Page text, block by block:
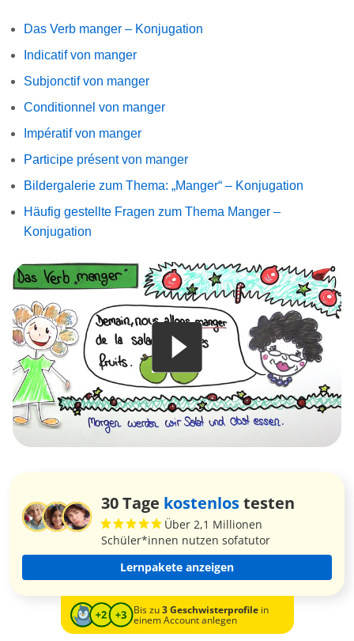
Das Verb manger – Konjugation
Indicatif von manger
Subjonctif von manger
Conditionnel von manger
Impératif von manger
Participe présent von manger
Bildergalerie zum Thema: „Manger“ – Konjugation
Häufig gestellte Fragen zum Thema Manger –
Konjugation
30 Tage kostenlostesten
Über 2,1 Millionen
Schüler*innen nutzen sofatutor
Lernpakete anzeigen
Bis zu3 Geschwisterprofilein
einem Account anlegen